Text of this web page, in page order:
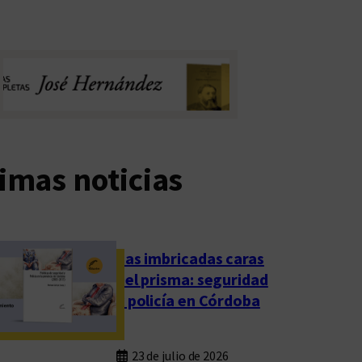
noticias
Las imbricadas caras
del prisma: seguridad
y policía en Córdoba
23 de julio de 2026